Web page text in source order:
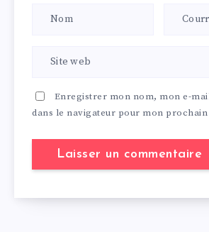
Enregistrer mon nom, mon e-
dans le navigateur pour mon